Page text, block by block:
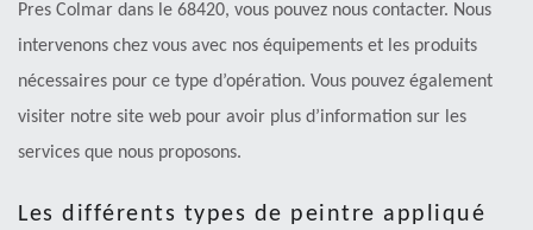
Pres Colmar dans le 68420, vous pouvez nous contacter. Nous
intervenons chez vous avec nos équipements et les produits
nécessaires pour ce type d’opération. Vous pouvez également
visiter notre site web pour avoir plus d’information sur les
services que nous proposons.
Les différents types de peintre appliqué